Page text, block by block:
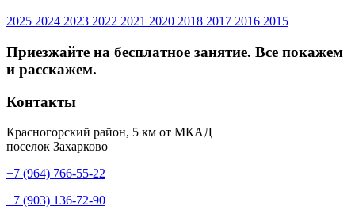
2025 2024 2023 2022 2021 2020 2018 2017 2016 2015
Приезжайте на бесплатное занятие. Все покажем
и расскажем.
Контакты
Красногорский район, 5 км от МКАД
поселок Захарково
+7 (964) 766-55-22
+7 (903) 136-72-90